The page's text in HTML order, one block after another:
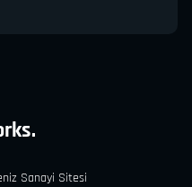
Sanayi Sitesi